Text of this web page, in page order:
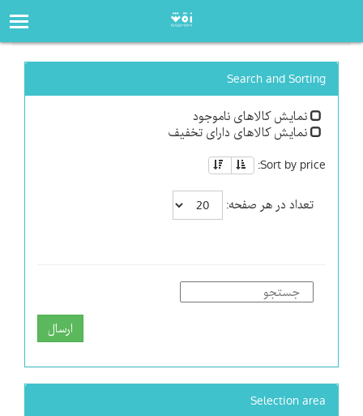
Search and Sorting
نمایش کالاهای ناموجود
نمایش کالاهای دارای تخفیف
Sort by price:
تعداد در هر صفحه:
ارسال
Selection area